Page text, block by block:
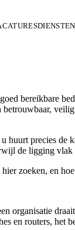
DIENSTEN
bereikbare
precies
de ligging
zoeken, en
organisatie
en routers, het